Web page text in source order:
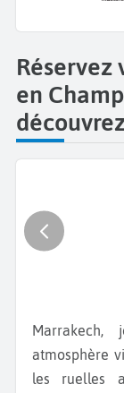
Réservez
en
Marrakech, joyau du Maroc, séduit par son
atmosphère
les ruelles